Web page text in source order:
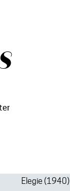
Elegie (1940)